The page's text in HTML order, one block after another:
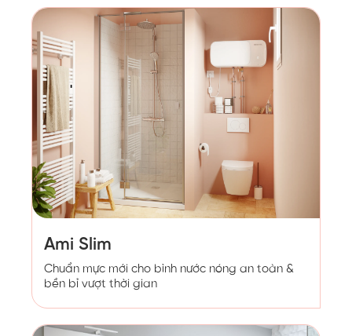
Ami Slim
Chuẩn mực mới cho bình nước nóng an toàn &
bền bỉ vượt thời gian